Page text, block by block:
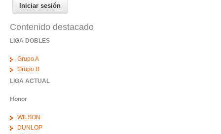
Contenido destacado
LIGA DOBLES
Grupo A
Grupo B
LIGA ACTUAL
Honor
WILSON
DUNLOP